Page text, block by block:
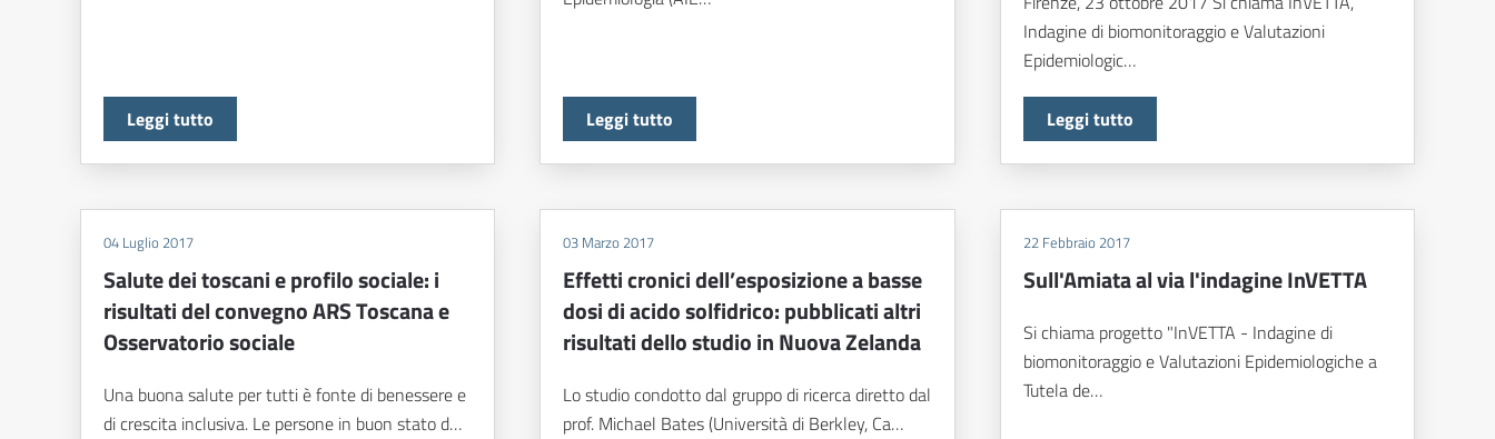
Leggi tutto Leggi tutto
Indagine di biomonitoraggio e Valutazioni
Epidemiologic…
Leggi tutto
04 Luglio 2017
Salute dei toscani e profilo sociale: i
risultati del convegno ARS Toscana e
Osservatorio sociale
Una buona salute per tutti è fonte di benessere e
di crescita inclusiva. Le persone in buon stato d…
03 Marzo 2017
Effetti cronici dell’esposizione a basse
dosi di acido solfidrico: pubblicati altri
risultati dello studio in Nuova Zelanda
Lo studio condotto dal gruppo di ricerca diretto dal
prof. Michael Bates (Università di Berkley, Ca…
22 Febbraio 2017
Sull'Amiata al via l'indagine InVETTA
Si chiama progetto "InVETTA - Indagine di
biomonitoraggio e Valutazioni Epidemiologiche a
Tutela de…